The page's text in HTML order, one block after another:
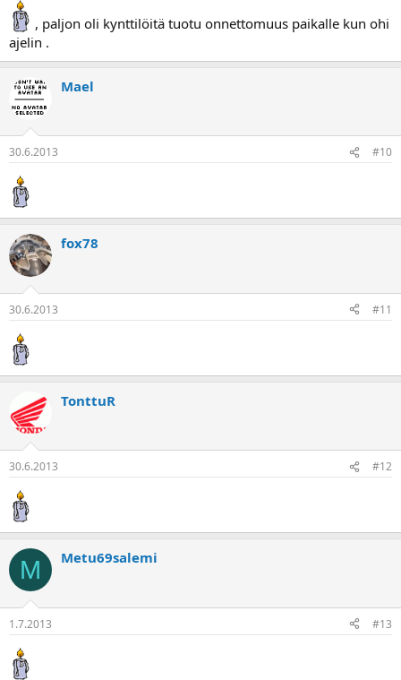
, paljon oli kynttilöitä tuotu onnettomuus paikalle kun ohi
ajelin .
Mael
30.6.2013 #10
fox78
30.6.2013 #11
TonttuR
30.6.2013 #12
M Metu69salemi
1.7.2013 #13